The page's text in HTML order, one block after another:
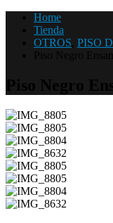
Home
Tienda
OTROS PISO